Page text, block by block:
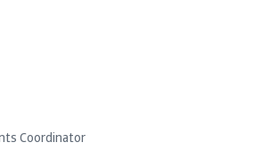
Coordinator